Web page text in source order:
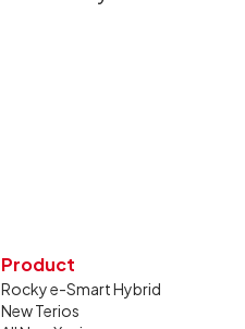
Product
Rocky e-Smart Hybrid
New Terios